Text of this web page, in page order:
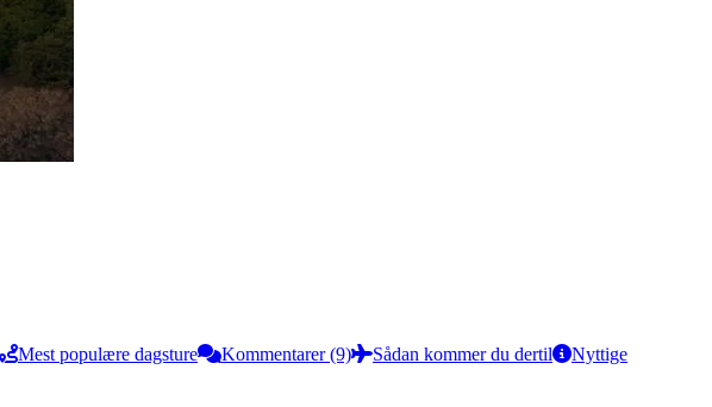
Mest populære dagsture Kommentarer (9) Sådan kommer du dertil
Nyttige